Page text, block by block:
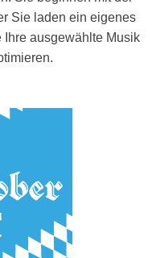
Sie laden ein eigenes
Ihre ausgewählte Musik